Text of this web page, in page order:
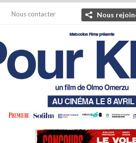
Nous contacter Nous